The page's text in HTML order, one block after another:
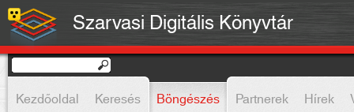
Szarvasi Digitális Könyvtár
Kezdőoldal Keresés Böngészés Partnerek Hírek